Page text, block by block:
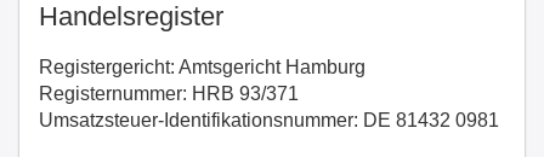
Handelsregister
Registergericht: Amtsgericht Hamburg
Registernummer: HRB 93/371
Umsatzsteuer-Identifikationsnummer: DE 81432 0981